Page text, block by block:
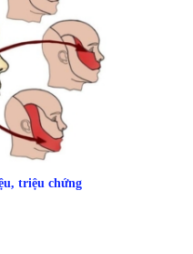
triệu chứng